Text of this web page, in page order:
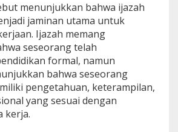
menunjukkan bahwa ijazah
jaminan utama untuk
Ijazah memang
seseorang telah
formal, namun
bahwa seseorang
pengetahuan, keterampilan,
yang sesuai dengan
kerja.